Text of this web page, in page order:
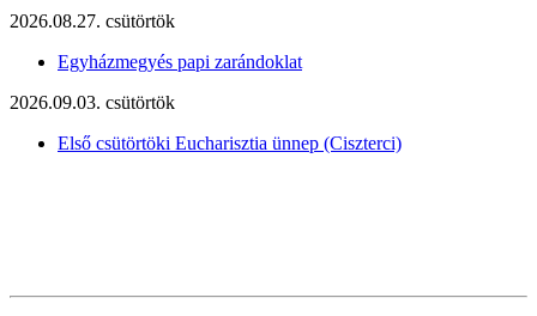
2026.08.27. csütörtök
Egyházmegyés papi zarándoklat
2026.09.03. csütörtök
Első csütörtöki Eucharisztia ünnep (Ciszterci)